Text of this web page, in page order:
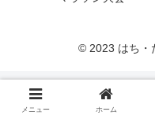
© 2023 はち・
メニュー ホーム